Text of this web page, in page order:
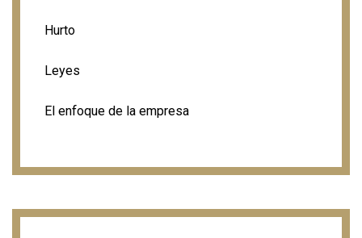
Hurto
Leyes
El enfoque de la empresa